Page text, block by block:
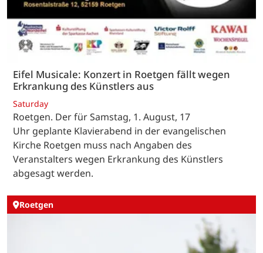
Eifel Musicale: Konzert in Roetgen fällt wegen
Erkrankung des Künstlers aus
Saturday
Roetgen. Der für Samstag, 1. August, 17
Uhr geplante Klavierabend in der evangelischen
Kirche Roetgen muss nach Angaben des
Veranstalters wegen Erkrankung des Künstlers
abgesagt werden.
Roetgen